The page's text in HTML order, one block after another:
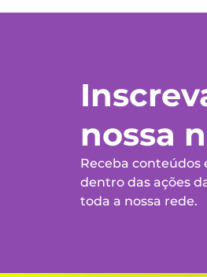
nossa
Receba conteúdos
dentro das ações
toda a nossa rede.